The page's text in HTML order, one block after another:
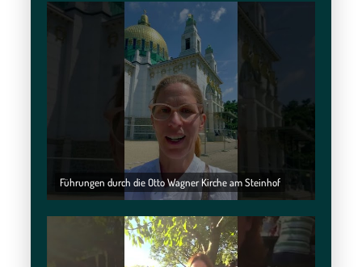
Führungen durch die Otto Wagner Kirche am Steinhof